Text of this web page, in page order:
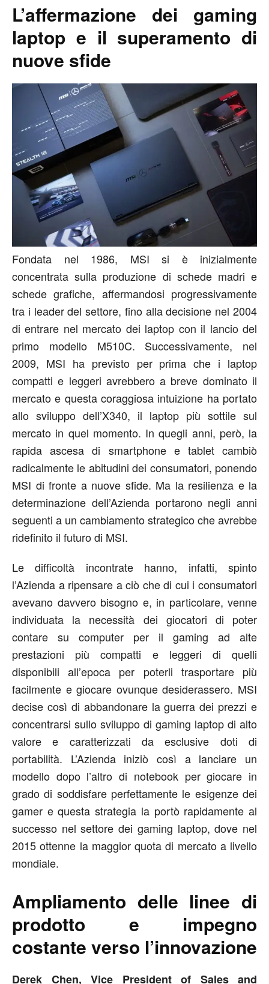
L’affermazione dei gaming
laptop e il superamento di
nuove sfide
Fondata nel 1986, MSI si è inizialmente
concentrata sulla produzione di schede madri e
schede grafiche, affermandosi progressivamente
tra i leader del settore, fino alla decisione nel 2004
di entrare nel mercato dei laptop con il lancio del
primo modello M510C. Successivamente, nel
2009, MSI ha previsto per prima che i laptop
compatti e leggeri avrebbero a breve dominato il
mercato e questa coraggiosa intuizione ha portato
allo sviluppo dell’X340, il laptop più sottile sul
mercato in quel momento. In quegli anni, però, la
rapida ascesa di smartphone e tablet cambiò
radicalmente le abitudini dei consumatori, ponendo
MSI di fronte a nuove sfide. Ma la resilienza e la
determinazione dell’Azienda portarono negli anni
seguenti a un cambiamento strategico che avrebbe
ridefinito il futuro di MSI.
Le difficoltà incontrate hanno, infatti, spinto
l’Azienda a ripensare a ciò che di cui i consumatori
avevano davvero bisogno e, in particolare, venne
individuata la necessità dei giocatori di poter
contare su computer per il gaming ad alte
prestazioni più compatti e leggeri di quelli
disponibili all’epoca per poterli trasportare più
facilmente e giocare ovunque desiderassero. MSI
decise così di abbandonare la guerra dei prezzi e
concentrarsi sullo sviluppo di gaming laptop di alto
valore e caratterizzati da esclusive doti di
portabilità. L’Azienda iniziò così a lanciare un
modello dopo l’altro di notebook per giocare in
grado di soddisfare perfettamente le esigenze dei
gamer e questa strategia la portò rapidamente al
successo nel settore dei gaming laptop, dove nel
2015 ottenne la maggior quota di mercato a livello
mondiale.
Ampliamento delle linee di
prodotto e impegno
costante verso l’innovazione
Derek Chen, Vice President of Sales and